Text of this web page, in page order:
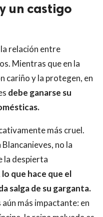
un castigo
relación entre
Mientras que en la
cariño y la protegen, en
debe ganarse su
más cruel.
no la
la despierta
que hace que el
salga de su garganta.
más impactante: en